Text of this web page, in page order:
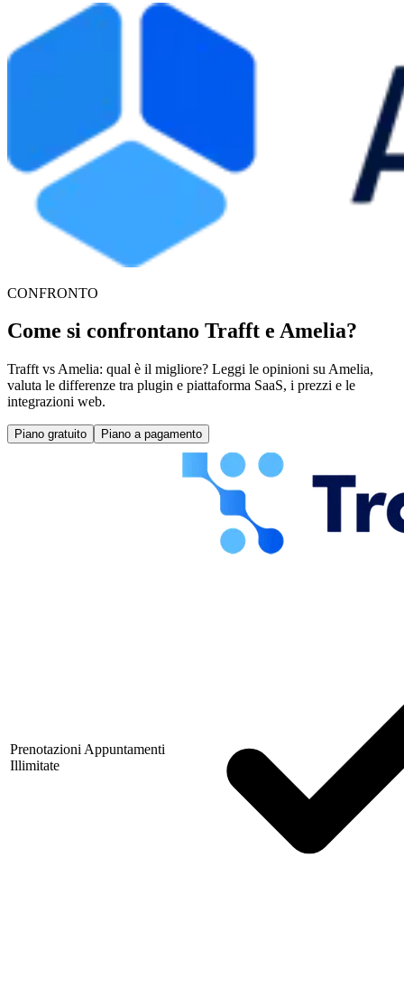
CONFRONTO
Come si confrontano Trafft e Amelia?
Trafft vs Amelia: qual è il migliore? Leggi le opinioni su Amelia,
valuta le differenze tra plugin e piattaforma SaaS, i prezzi e le
integrazioni web.
Piano gratuito Piano a pagamento
Prenotazioni Appuntamenti
Illimitate